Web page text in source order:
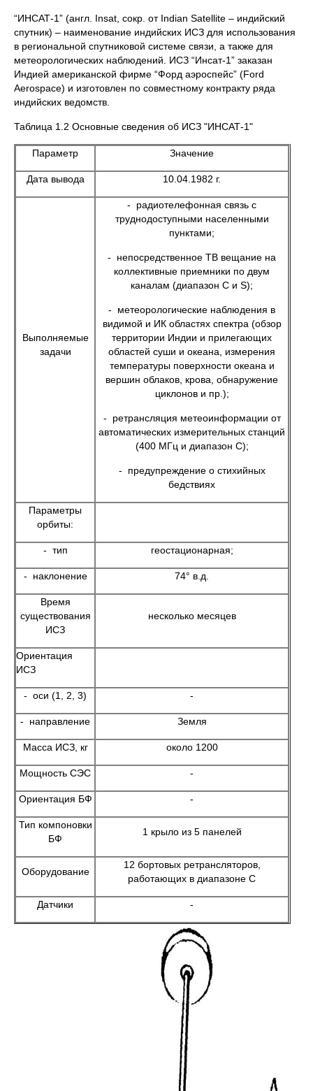
“ИНСАТ-1” (англ. Insat, сокр. от Indian Satellite – индийский
спутник) – наименование индийских ИСЗ для использования
в региональной спутниковой системе связи, а также для
метеорологических наблюдений. ИСЗ “Инсат-1” заказан
Индией американской фирме “Форд аэроспейс” (Ford
Aerospace) и изготовлен по совместному контракту ряда
индийских ведомств.
Таблица 1.2 Основные сведения об ИСЗ "ИНСАТ-1"
Параметр Значение
Дата вывода 10.04.1982 г.
Выполняемые
задачи
- радиотелефонная связь с
труднодоступными населенными
пунктами;
- непосредственное ТВ вещание на
коллективные приемники по двум
каналам (диапазон C и S);
- метеорологические наблюдения в
видимой и ИК областях спектра (обзор
территории Индии и прилегающих
областей суши и океана, измерения
температуры поверхности океана и
вершин облаков, крова, обнаружение
циклонов и пр.);
- ретрансляция метеоинформации от
автоматических измерительных станций
(400 МГц и диапазон C);
- предупреждение о стихийных
бедствиях
Параметры
орбиты:
- тип геостационарная;
- наклонение 74° в.д.
Время
существования
ИСЗ
несколько месяцев
Ориентация
ИСЗ
- оси (1, 2, 3) -
- направление Земля
Масса ИСЗ, кг около 1200
Мощность СЭС -
Ориентация БФ -
Тип компоновки
БФ
1 крыло из 5 панелей
Оборудование
12 бортовых ретрансляторов,
работающих в диапазоне С
Датчики -